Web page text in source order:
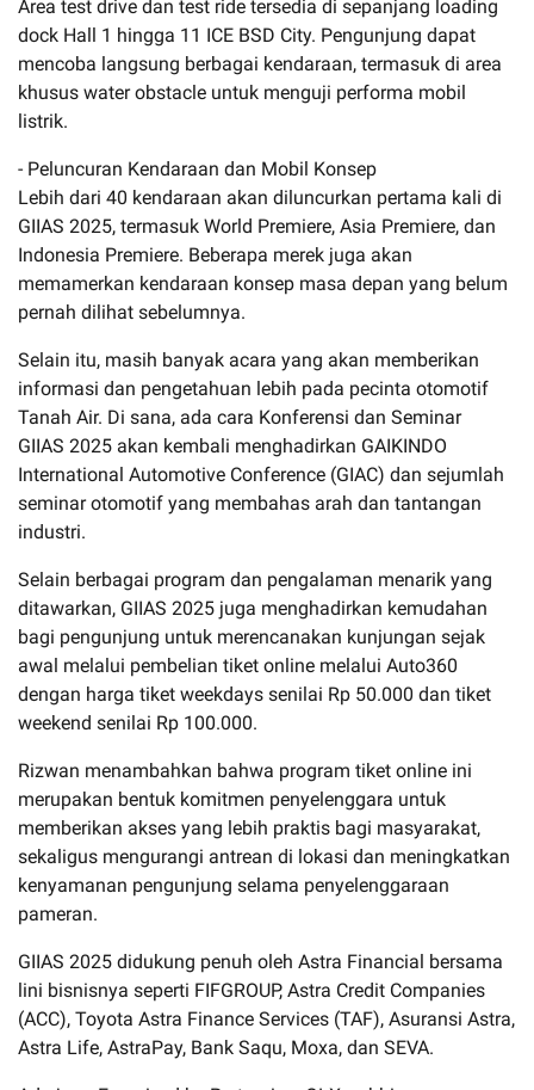
Area test drive dan test ride tersedia di sepanjang loading
dock Hall 1 hingga 11 ICE BSD City. Pengunjung dapat
mencoba langsung berbagai kendaraan, termasuk di area
khusus water obstacle untuk menguji performa mobil
listrik.
- Peluncuran Kendaraan dan Mobil Konsep
Lebih dari 40 kendaraan akan diluncurkan pertama kali di
GIIAS 2025, termasuk World Premiere, Asia Premiere, dan
Indonesia Premiere. Beberapa merek juga akan
memamerkan kendaraan konsep masa depan yang belum
pernah dilihat sebelumnya.
Selain itu, masih banyak acara yang akan memberikan
informasi dan pengetahuan lebih pada pecinta otomotif
Tanah Air. Di sana, ada cara Konferensi dan Seminar
GIIAS 2025 akan kembali menghadirkan GAIKINDO
International Automotive Conference (GIAC) dan sejumlah
seminar otomotif yang membahas arah dan tantangan
industri.
Selain berbagai program dan pengalaman menarik yang
ditawarkan, GIIAS 2025 juga menghadirkan kemudahan
bagi pengunjung untuk merencanakan kunjungan sejak
awal melalui pembelian tiket online melalui Auto360
dengan harga tiket weekdays senilai Rp 50.000 dan tiket
weekend senilai Rp 100.000.
Rizwan menambahkan bahwa program tiket online ini
merupakan bentuk komitmen penyelenggara untuk
memberikan akses yang lebih praktis bagi masyarakat,
sekaligus mengurangi antrean di lokasi dan meningkatkan
kenyamanan pengunjung selama penyelenggaraan
pameran.
GIIAS 2025 didukung penuh oleh Astra Financial bersama
lini bisnisnya seperti FIFGROUP, Astra Credit Companies
(ACC), Toyota Astra Finance Services (TAF), Asuransi Astra,
Astra Life, AstraPay, Bank Saqu, Moxa, dan SEVA.